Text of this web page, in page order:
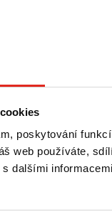
poskytování
web používáte,
dalšími
NA PLEXI
1 639
GIVI